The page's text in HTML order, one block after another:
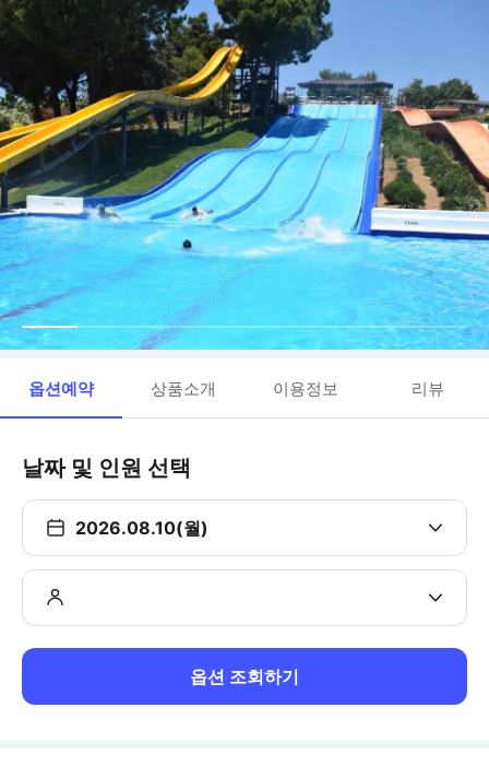
옵션예약 상품소개 이용정보 리뷰
날짜 및 인원 선택
2026.08.10(월)
옵션 조회하기